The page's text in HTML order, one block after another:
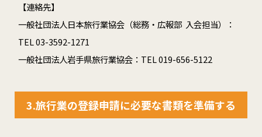
【連絡先】
一般社団法人日本旅行業協会（総務・広報部 入会担当）：
TEL 03-3592-1271
一般社団法人岩手県旅行業協会：TEL 019-656-5122
3.旅行業の登録申請に必要な書類を準備する